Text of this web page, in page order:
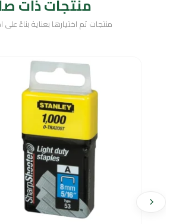
منتجات ذات
منتجات تم اختيارها بعناية بناءً